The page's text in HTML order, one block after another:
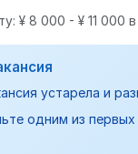
¥ 8 000 - ¥ 11 000
устарела и
одним из